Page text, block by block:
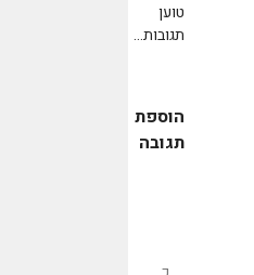
טוען
תגובות...
הוספת
תגובה